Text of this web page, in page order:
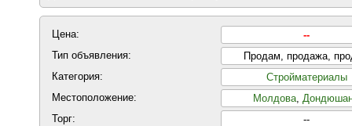
Цена:
--
Тип объявления:
Продам, продажа,
Категория:
Стройматериалы
Местоположение:
Молдова,
Торг:
--